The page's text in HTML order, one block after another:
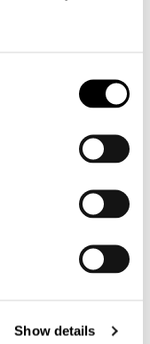
Show details